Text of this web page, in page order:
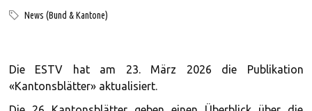
News (Bund & Kantone)
Die ESTV hat am 23. März 2026 die Publikation
«Kantonsblätter» aktualisiert.